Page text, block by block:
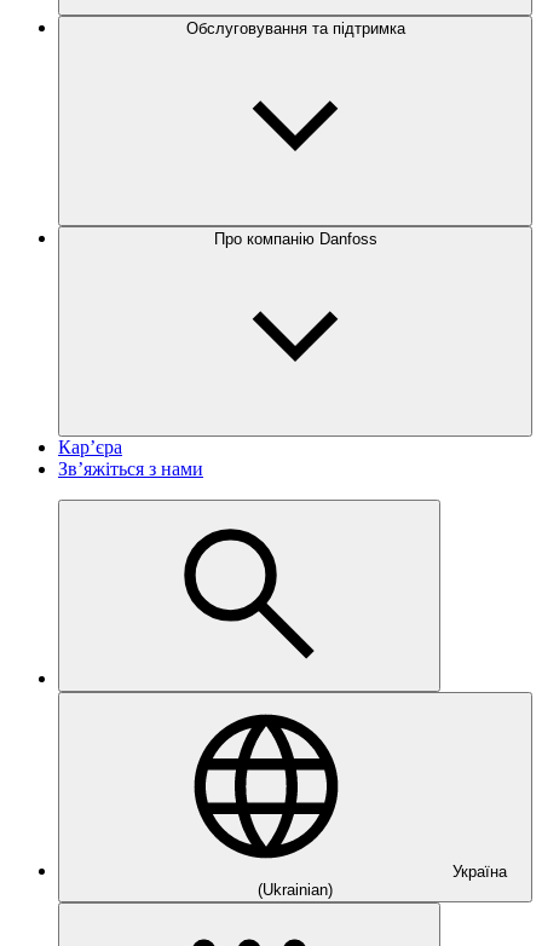
Обслуговування та підтримка
Про компанію Danfoss
Кар’єра
Зв’яжіться з нами
Україна
(Ukrainian)